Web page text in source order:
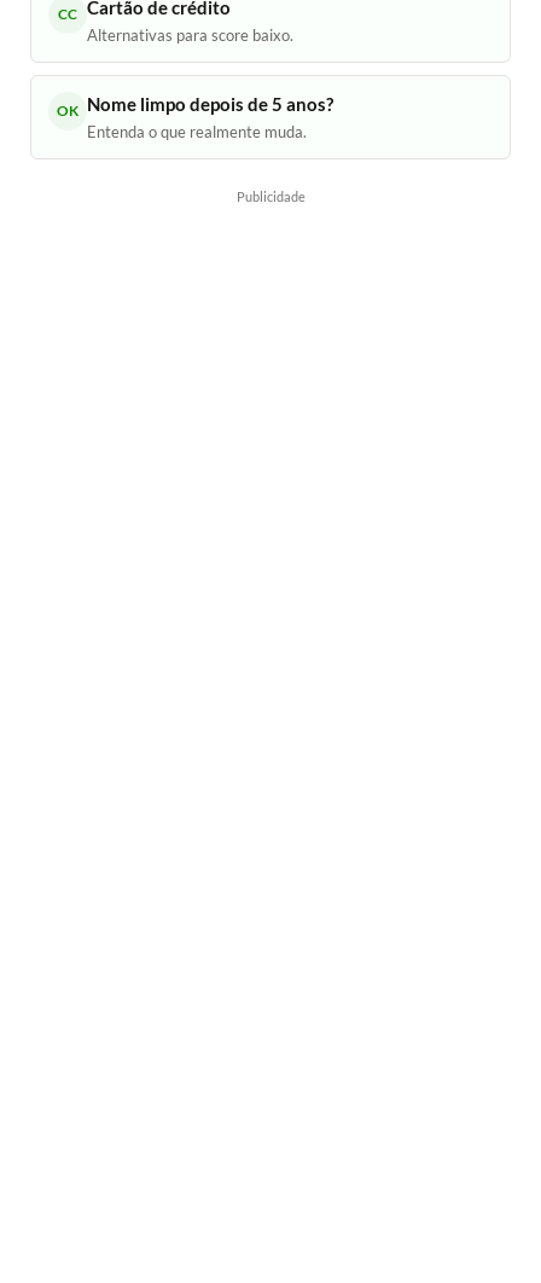
CC Cartão de crédito
Alternativas para score baixo.
OK Nome limpo depois de 5 anos?
Entenda o que realmente muda.
Publicidade